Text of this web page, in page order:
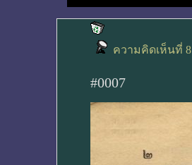
ความคิดเห็นที่ 8
#0007